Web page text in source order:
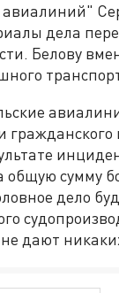
дела
Белову
общую сумму
дело
дают